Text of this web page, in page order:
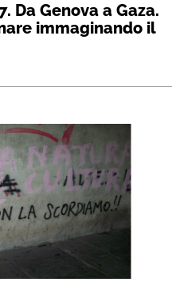
Da Genova a Gaza.
immaginando il